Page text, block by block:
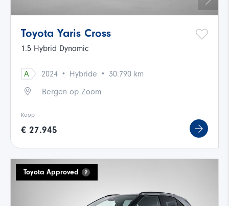
Toyota Yaris Cross
1.5 Hybrid Dynamic
A 2024 · Hybride · 30.790 km
Bergen op Zoom
Koop
€ 27.945
Toyota Approved